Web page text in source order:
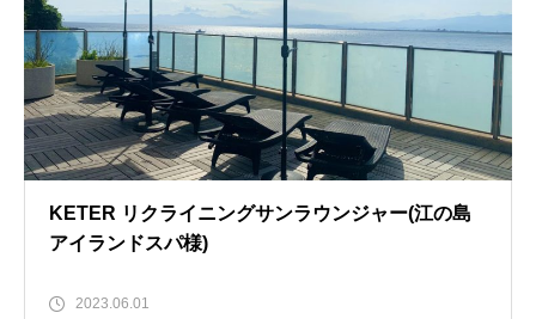
KETER リクライニングサンラウンジャー(江の島
アイランドスパ様)
2023.06.01